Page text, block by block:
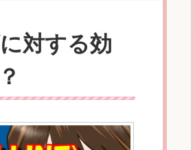
対する効